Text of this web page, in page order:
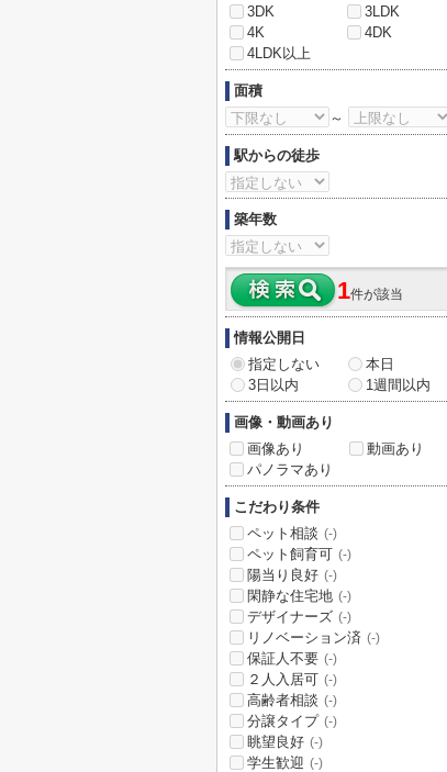
3DK
3LDK
4K
4DK
4LDK以上
面積
～
駅からの徒歩
築年数
1件が該当
情報公開日
指定しない
本日
3日以内
1週間以内
画像・動画あり
画像あり
動画あり
パノラマあり
こだわり条件
ペット相談 (-)
ペット飼育可 (-)
陽当り良好 (-)
閑静な住宅地 (-)
デザイナーズ (-)
リノベーション済 (-)
保証人不要 (-)
２人入居可 (-)
高齢者相談 (-)
分譲タイプ (-)
眺望良好 (-)
学生歓迎 (-)